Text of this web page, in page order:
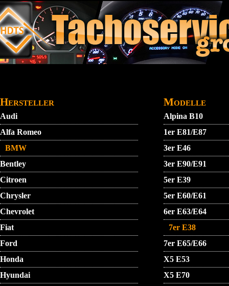
Direkt zum Inhalt
Hersteller
Audi
Alfa Romeo
BMW
Bentley
Citroen
Chrysler
Chevrolet
Fiat
Ford
Honda
Hyundai
Modelle
Alpina B10
1er E81/E87
3er E46
3er E90/E91
5er E39
5er E60/E61
6er E63/E64
7er E38
7er E65/E66
X5 E53
X5 E70